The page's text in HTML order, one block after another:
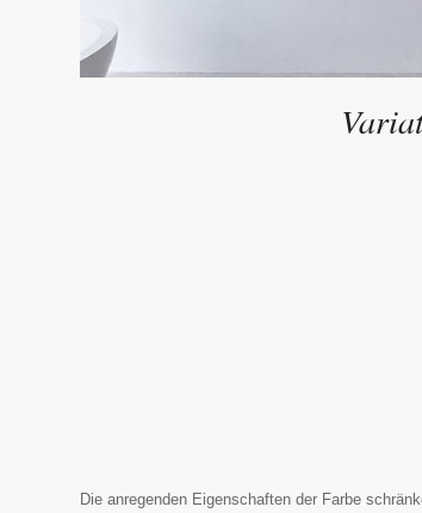
Die anregenden Eigenschaften der Farbe